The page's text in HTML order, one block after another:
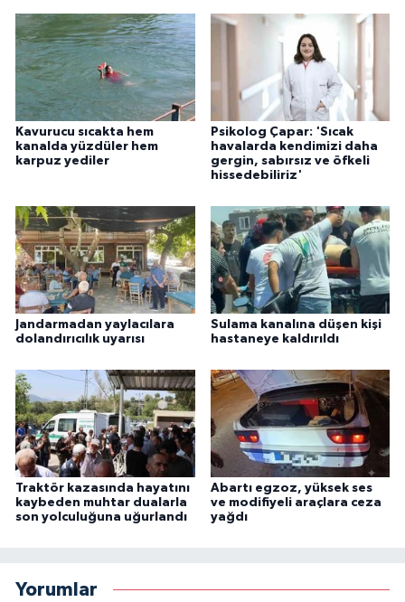
Kavurucu sıcakta hem
kanalda yüzdüler hem
karpuz yediler
Psikolog Çapar: 'Sıcak
havalarda kendimizi daha
gergin, sabırsız ve öfkeli
hissedebiliriz'
Jandarmadan yaylacılara
dolandırıcılık uyarısı
Sulama kanalına düşen kişi
hastaneye kaldırıldı
Traktör kazasında hayatını
kaybeden muhtar dualarla
son yolculuğuna uğurlandı
Abartı egzoz, yüksek ses
ve modifiyeli araçlara ceza
yağdı
Yorumlar